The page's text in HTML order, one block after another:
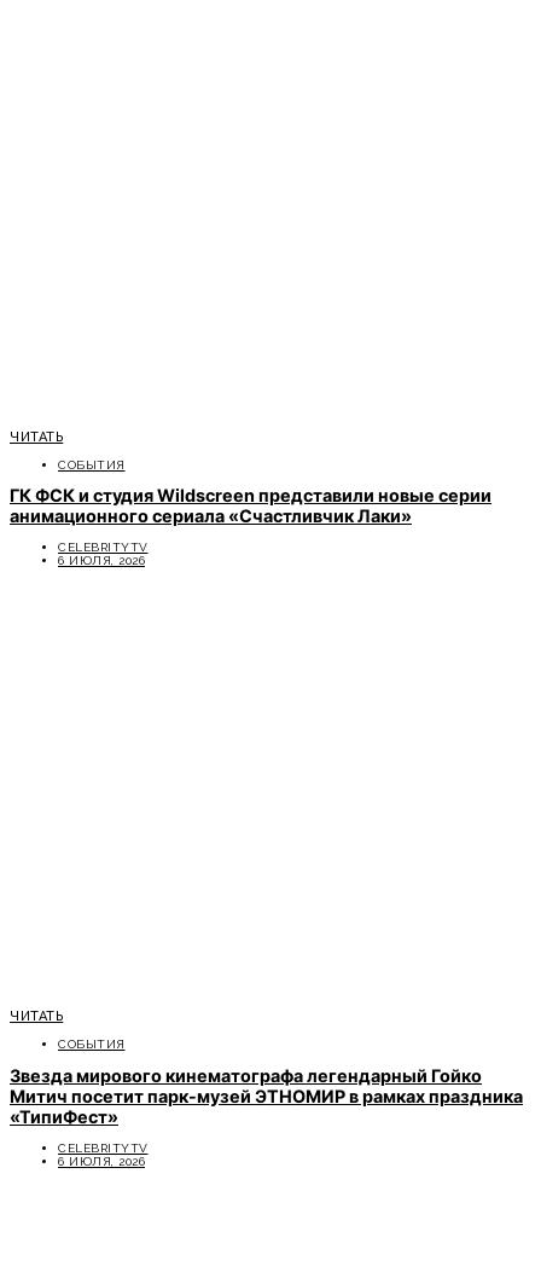
ЧИТАТЬ
СОБЫТИЯ
ГК ФСК и студия Wildscreen представили новые серии
анимационного сериала «Счастливчик Лаки»
CELEBRITYTV
6 ИЮЛЯ, 2026
ЧИТАТЬ
СОБЫТИЯ
Звезда мирового кинематографа легендарный Гойко
Митич посетит парк-музей ЭТНОМИР в рамках праздника
«ТипиФест»
CELEBRITYTV
6 ИЮЛЯ, 2026